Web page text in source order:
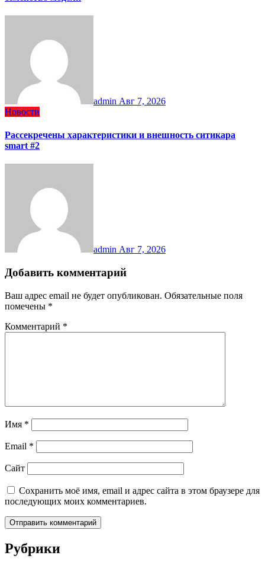
admin Авг 7, 2026
Новости
Рассекречены характеристики и внешность ситикара
smart #2
admin Авг 7, 2026
Добавить комментарий
Ваш адрес email не будет опубликован. Обязательные поля
помечены *
Комментарий *
Имя *
Email *
Сайт
Сохранить моё имя, email и адрес сайта в этом браузере для
последующих моих комментариев.
Рубрики